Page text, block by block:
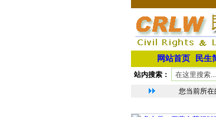
网站首页 民生
站内搜索：
您当前所在